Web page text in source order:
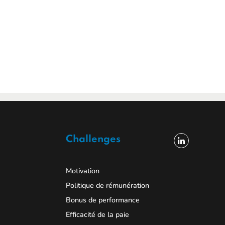
Challenges
Motivation
Politique de rémunération
Bonus de performance
Efficacité de la paie